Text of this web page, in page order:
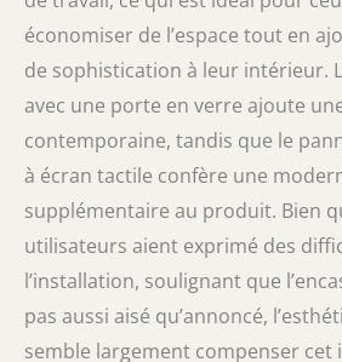
moteur silencieux de 39 dB et
élégant, la cave a vin
pour la conservation de vos
maison, un restaurants et tout
connaisseurs de vin se
économiser de l’espace tout en
de sophistication à leur intérieur.
avec une porte en verre ajoute
contemporaine, tandis que le
à écran tactile confère une
supplémentaire au produit. Bien
utilisateurs aient exprimé des
l’installation, soulignant que
pas aussi aisé qu’annoncé,
semble largement compenser